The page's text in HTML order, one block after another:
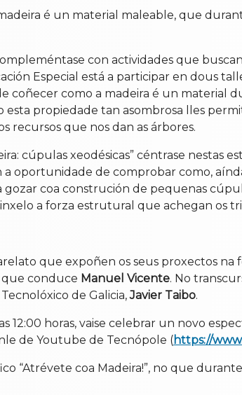
é un material maleable, que
con actividades que
Especial está a participar en dous
coñecer como a madeira é un material
propiedade tan asombrosa lles
recursos que nos dan as árbores.
cúpulas xeodésicas” céntrase
oportunidade de comprobar como,
gozar coa construción de pequenas
a forza estrutural que achegan os
que expoñen os seus proxectos
que conduce Manuel Vicente. No
de Galicia,Javier Taibo.
12:00 horas, vaise celebrar un novo
de Youtube de Tecnópole (https://
“Atrévete coa Madeira!”, no que